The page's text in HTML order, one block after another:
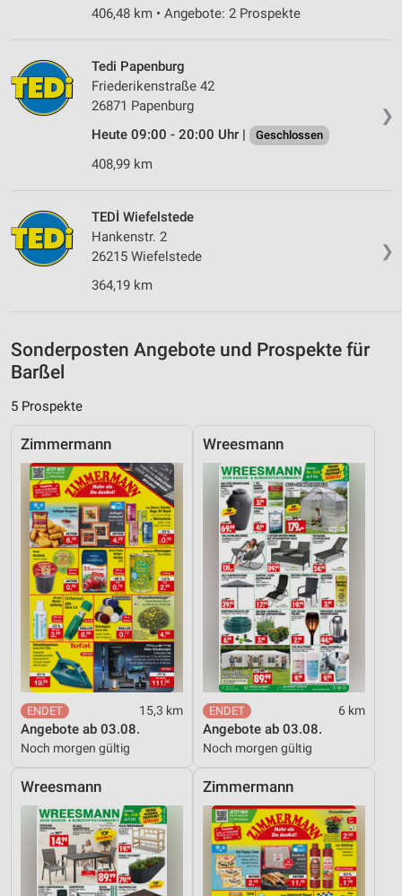
406,48 km • Angebote: 2 Prospekte
❯
Tedi Papenburg
Friederikenstraße 42
26871 Papenburg
Heute 09:00 - 20:00 Uhr |
Geschlossen
408,99 km
❯
TEDİ Wiefelstede
Hankenstr. 2
26215 Wiefelstede
364,19 km
Sonderposten Angebote und Prospekte für
Barßel
5 Prospekte
Zimmermann
15,3 km
Angebote ab 03.08.
Noch morgen gültig
Wreesmann
6 km
Angebote ab 03.08.
Noch morgen gültig
Wreesmann Zimmermann
Erstellung von Profilen für personalisierte
Werbung
Verwendung von Profilen zur Auswahl
Verwendung von Profilen zur Auswahl
personalisierter Inhalte
Messung der Werbeleistung
Analyse von Zielgruppen durch Statistiken oder
Kombinationen von Daten aus verschiedenen
Verwendung reduzierter Daten zur Auswahl von
Inhalten
IAB-Besonderheiten:
Verwendung genauer Standortdaten
Geräte anhand von aktiv angeforderten
Informationen identifizieren
Nicht-IAB-Verarbeitungszwecke:
Notwendig
Performance
Funktional
Werbung